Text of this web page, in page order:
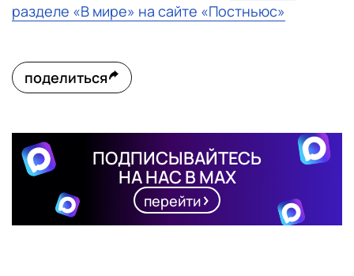
разделе «В мире» на сайте «Постньюс»
поделиться
ПОДПИСЫВАЙТЕСЬ
НА НАС В MAX
перейти